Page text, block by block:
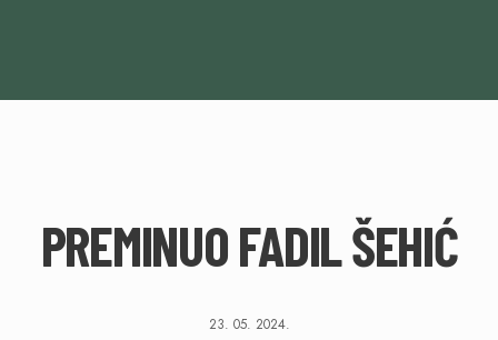
PREMINUO FADIL ŠEHIĆ
23. 05. 2024.